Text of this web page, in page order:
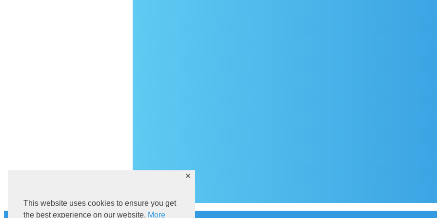
This website uses cookies to ensure you get
the best experience on our website. More
✕